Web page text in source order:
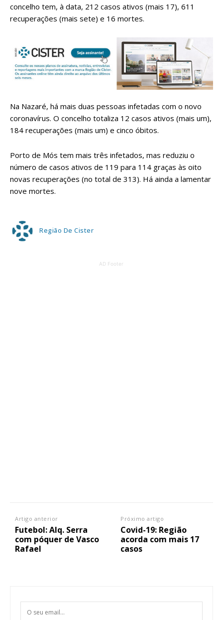
concelho tem, à data, 212 casos ativos (mais 17), 611
recuperações (mais sete) e 16 mortes.
Na Nazaré, há mais duas pessoas infetadas com o novo
coronavírus. O concelho totaliza 12 casos ativos (mais um),
184 recuperações (mais um) e cinco óbitos.
Porto de Mós tem mais três infetados, mas reduziu o
número de casos ativos de 119 para 114 graças às oito
novas recuperações (no total de 313). Há ainda a lamentar
nove mortes.
Região De Cister
AD Footer
Artigo anterior
Futebol: Alq. Serra
com póquer de Vasco
Rafael
Próximo artigo
Covid-19: Região
acorda com mais 17
casos